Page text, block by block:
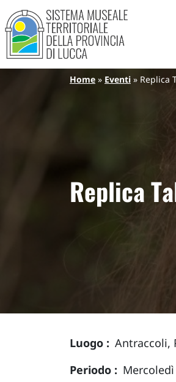
Salta al contenuto principale
Sistema Museale
Navigazione principale
Briciole di
Home Eventi Replica
Replica
Luogo
Antraccoli,
Periodo